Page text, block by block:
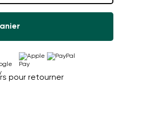
pour retourner